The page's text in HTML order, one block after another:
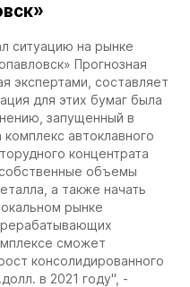
ситуацию на рынке
Прогнозная
экспертами, составляет
для этих бумаг была
запущенный в
автоклавного
концентрата
объемы
а также начать
рынке
сможет
консолидированного
в 2021 году", -